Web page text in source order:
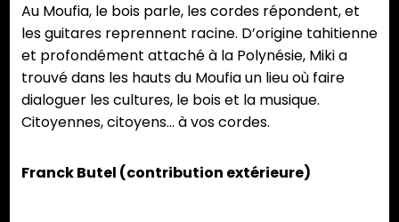
Au Moufia, le bois parle, les cordes répondent, et
les guitares reprennent racine. D’origine tahitienne
et profondément attaché à la Polynésie, Miki a
trouvé dans les hauts du Moufia un lieu où faire
dialoguer les cultures, le bois et la musique.
Citoyennes, citoyens… à vos cordes.
Franck Butel (contribution extérieure)